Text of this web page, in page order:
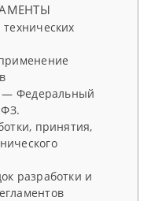
— Федеральный
принятия,
разработки и